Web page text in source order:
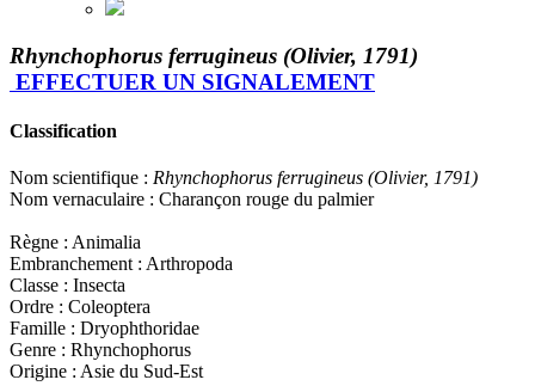
Rhynchophorus ferrugineus (Olivier, 1791)
EFFECTUER UN SIGNALEMENT
Classification
Nom scientifique : Rhynchophorus ferrugineus (Olivier, 1791)
Nom vernaculaire : Charançon rouge du palmier
Règne : Animalia
Embranchement : Arthropoda
Classe : Insecta
Ordre : Coleoptera
Famille : Dryophthoridae
Genre : Rhynchophorus
Origine : Asie du Sud-Est